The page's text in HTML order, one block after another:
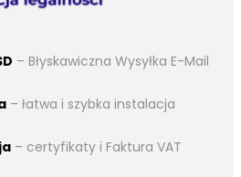
– Błyskawiczna Wysyłka E-Mail
– łatwa i szybka instalacja
– certyfikaty i Faktura VAT